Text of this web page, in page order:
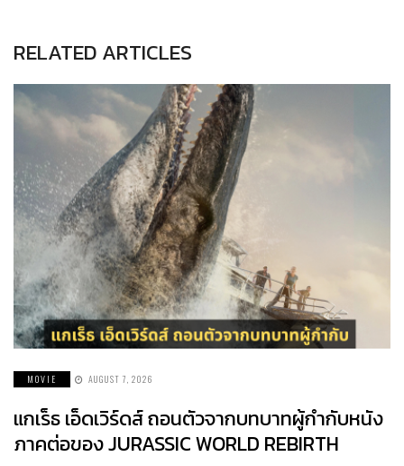
RELATED ARTICLES
MOVIE AUGUST 7, 2026
แกเร็ธ เอ็ดเวิร์ดส์ ถอนตัวจากบทบาทผู้กำกับหนัง
ภาคต่อของ JURASSIC WORLD REBIRTH